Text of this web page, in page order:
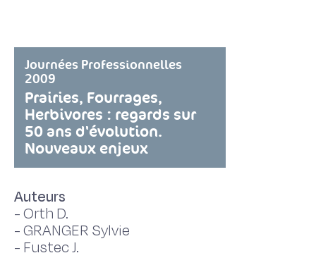
Journées Professionnelles
2009
Prairies, Fourrages,
Herbivores : regards sur
50 ans d'évolution.
Nouveaux enjeux
Auteurs
-Orth D.
-GRANGER Sylvie
- Fustec J.